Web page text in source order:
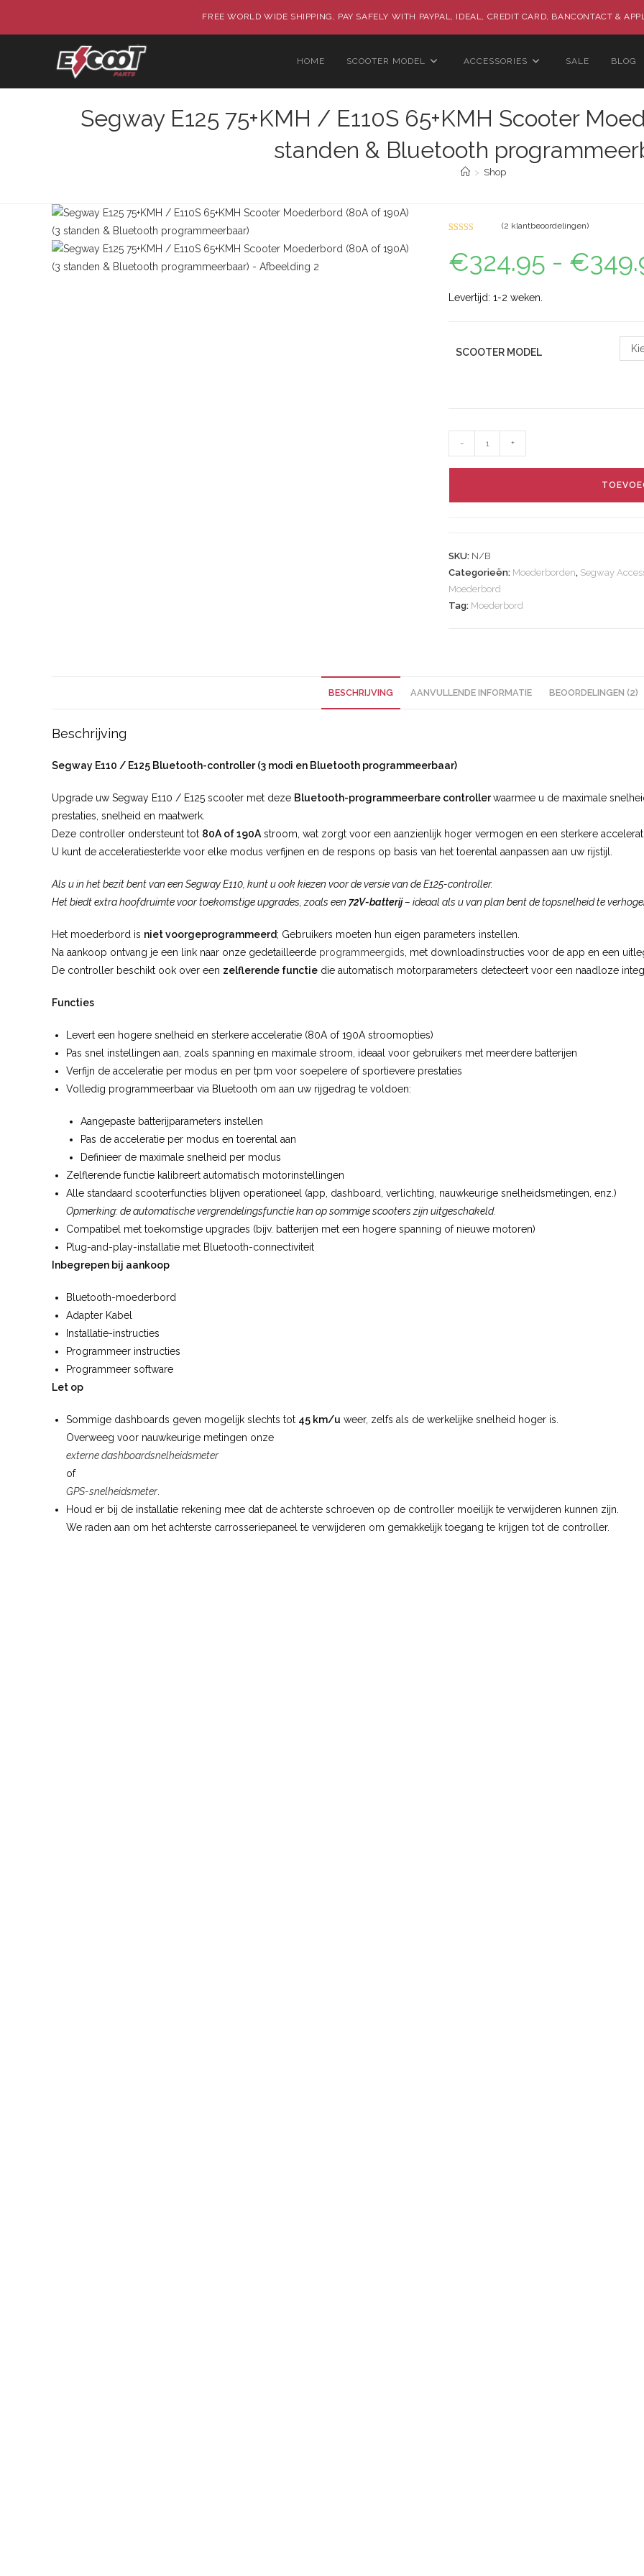
FREE WORLD WIDE SHIPPING, PAY SAFELY WITH PAYPAL, IDEAL, CREDIT CARD, BANCONTACT &
HOME SCOOTER MODEL ACCESSORIES SALE BLOG
Segway E125 75+KMH / E110S 65+KMH Scooter
standen & Bluetooth
> Shop
d4.69 op 5
gebaseerd
waarderinge
(2 klantbeoordelingen)
€324.95 - €
Levertijd: 1-2 weken.
SCOOTER MODEL
- +
SKU: N/B
Categorieën: Moederborden, Segway
Moederbord
Tag: Moederbord
BESCHRIJVING AANVULLENDE INFORMATIE BEOORDELINGEN (2)
Beschrijving
Segway E110 / E125 Bluetooth-controller (3 modi en Bluetooth programmeerbaar)
Upgrade uw Segway E110 / E125 scooter met deze Bluetooth-programmeerbare controllerwaarmee u de maximale
prestaties, snelheid en maatwerk.
Deze controller ondersteunt tot 80A of 190Astroom, wat zorgt voor een aanzienlijk hoger vermogen en een sterkere
U kunt de acceleratiesterkte voor elke modus verfijnen en de respons op basis van het toerental aanpassen aan uw rijstijl.
Als u in het bezit bent van een Segway E110, kunt u ook kiezen voor de versie van de E125-controller.
Het biedt extra hoofdruimte voor toekomstige upgrades, zoals een 72V-batterij– ideaal als u van plan bent de topsnelheid te
Het moederbord is niet voorgeprogrammeerd; Gebruikers moeten hun eigen parameters instellen.
Na aankoop ontvang je een link naar onze gedetailleerde programmeergids, met downloadinstructies voor de app en een
De controller beschikt ook over een zelflerende functie die automatisch motorparameters detecteert voor een naadloze
Functies
Levert een hogere snelheid en sterkere acceleratie (80A of 190A stroomopties)
Pas snel instellingen aan, zoals spanning en maximale stroom, ideaal voor gebruikers met meerdere batterijen
Verfijn de acceleratie per modus en per tpm voor soepelere of sportievere prestaties
Volledig programmeerbaar via Bluetooth om aan uw rijgedrag te voldoen:
Aangepaste batterijparameters instellen
Pas de acceleratie per modus en toerental aan
Definieer de maximale snelheid per modus
Zelflerende functie kalibreert automatisch motorinstellingen
Alle standaard scooterfuncties blijven operationeel (app, dashboard, verlichting, nauwkeurige snelheidsmetingen, enz.)
Opmerking: de automatische vergrendelingsfunctie kan op sommige scooters zijn uitgeschakeld.
Compatibel met toekomstige upgrades (bijv. batterijen met een hogere spanning of nieuwe motoren)
Plug-and-play-installatie met Bluetooth-connectiviteit
Inbegrepen bij aankoop
Bluetooth-moederbord
Adapter Kabel
Installatie-instructies
Programmeer instructies
Programmeer software
Let op
Sommige dashboards geven mogelijk slechts tot 45 km/u weer, zelfs als de werkelijke snelheid hoger is.
Overweeg voor nauwkeurige metingen onze
externe dashboardsnelheidsmeter
of
GPS-snelheidsmeter.
Houd er bij de installatie rekening mee dat de achterste schroeven op de controller moeilijk te verwijderen kunnen zijn.
We raden aan om het achterste carrosseriepaneel te verwijderen om gemakkelijk toegang te krijgen tot de controller.